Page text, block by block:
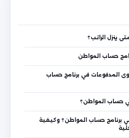
ينزل الراتب؟
حساب المواطن
المدفوعات في برنامج حساب
حساب المواطن؟
برنامج حساب المواطن؟ وكيفية